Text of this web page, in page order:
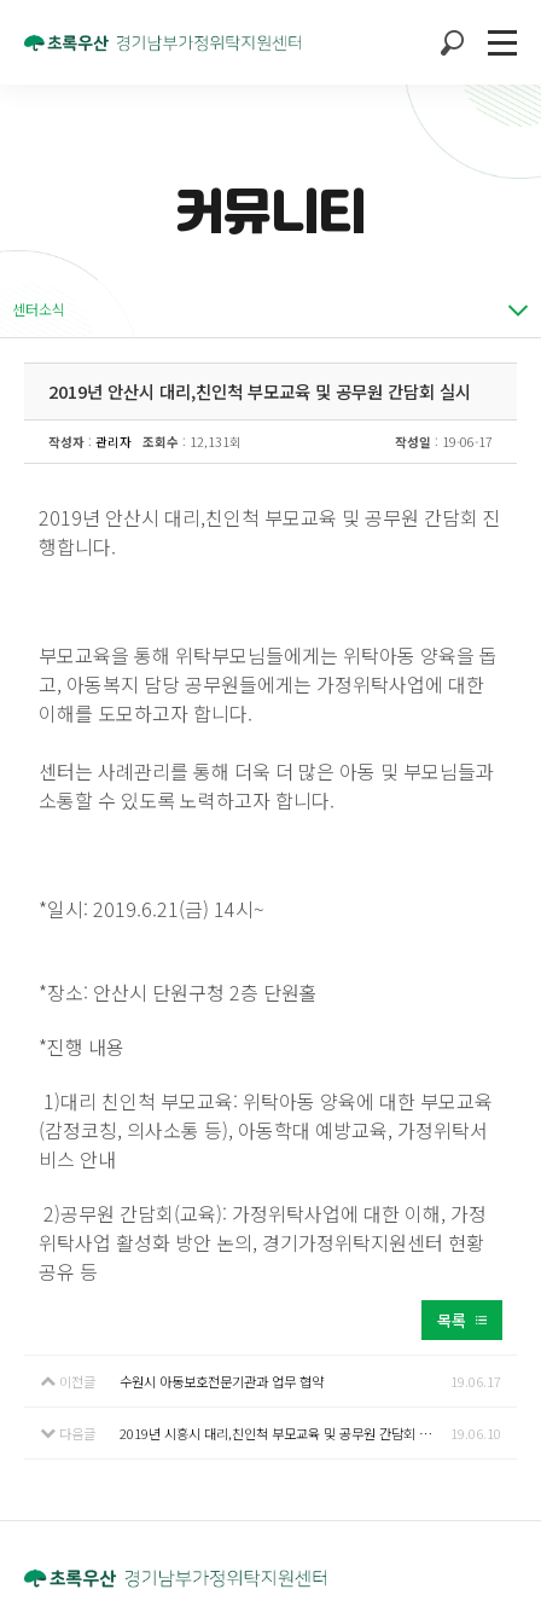
커뮤니티
센터소식
2019년 안산시 대리,친인척 부모교육 및 공무원 간담회 실시
작성자 : 관리자 조회수 : 12,131회 작성일 : 19-06-17
2019년 안산시 대리,친인척 부모교육 및 공무원 간담회 진
행합니다.
부모교육을 통해 위탁부모님들에게는 위탁아동 양육을 돕
고, 아동복지 담당 공무원들에게는 가정위탁사업에 대한
이해를 도모하고자 합니다.
센터는 사례관리를 통해 더욱 더 많은 아동 및 부모님들과
소통할 수 있도록 노력하고자 합니다.
*일시: 2019.6.21(금) 14시~
*장소: 안산시 단원구청 2층 단원홀
*진행 내용
1)대리 친인척 부모교육: 위탁아동 양육에 대한 부모교육
(감정코칭, 의사소통 등), 아동학대 예방교육, 가정위탁서
비스 안내
2)공무원 간담회(교육): 가정위탁사업에 대한 이해, 가정
위탁사업 활성화 방안 논의, 경기가정위탁지원센터 현황
공유 등
목록
이전글 수원시 아동보호전문기관과 업무 협약 19.06.17
다음글 2019년 시흥시 대리,친인척 부모교육 및 공무원 간담회 실시 19.06.10